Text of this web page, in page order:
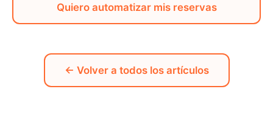
Quiero automatizar mis reservas
← Volver a todos los artículos